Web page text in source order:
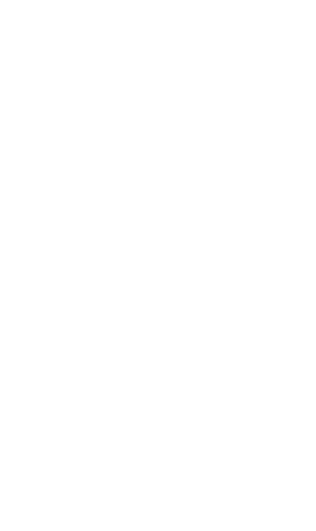
Trưởng
tạo điều
nghi với
địa
nối, liên
trẻ em
và giải